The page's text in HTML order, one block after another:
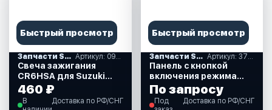
Быстрый просмотр
Запчасти SUZUKI Артикул: 09482-00406-000
Свеча зажигания
CR6HSA для Suzuki
DF2.5 л.с. (09482-
00406-000)
460 ₽
В
Доставка по РФ/СНГ
Быстрый просмотр
Запчасти SUZUKI Артикул: 37860-87L00-000
Панель с кнопкой
включения режима
Troll (троллинг) для
Suzuki DF40-350 л.с.
(37860-87L00-000)
По запросу
Под
Доставка по РФ/СНГ